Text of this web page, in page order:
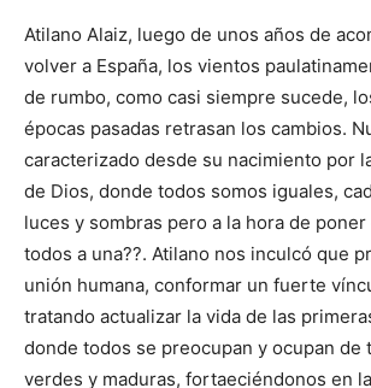
Atilano Alaiz, luego de unos años de
volver a España, los vientos
de rumbo, como casi siempre sucede,
épocas pasadas retrasan los cambios.
caracterizado desde su nacimiento por
de Dios, donde todos somos iguales,
luces y sombras pero a la hora de
todos a una??. Atilano nos inculcó que
unión humana, conformar un fuerte
tratando actualizar la vida de las
donde todos se preocupan y ocupan de
verdes y maduras, fortaeciéndonos en